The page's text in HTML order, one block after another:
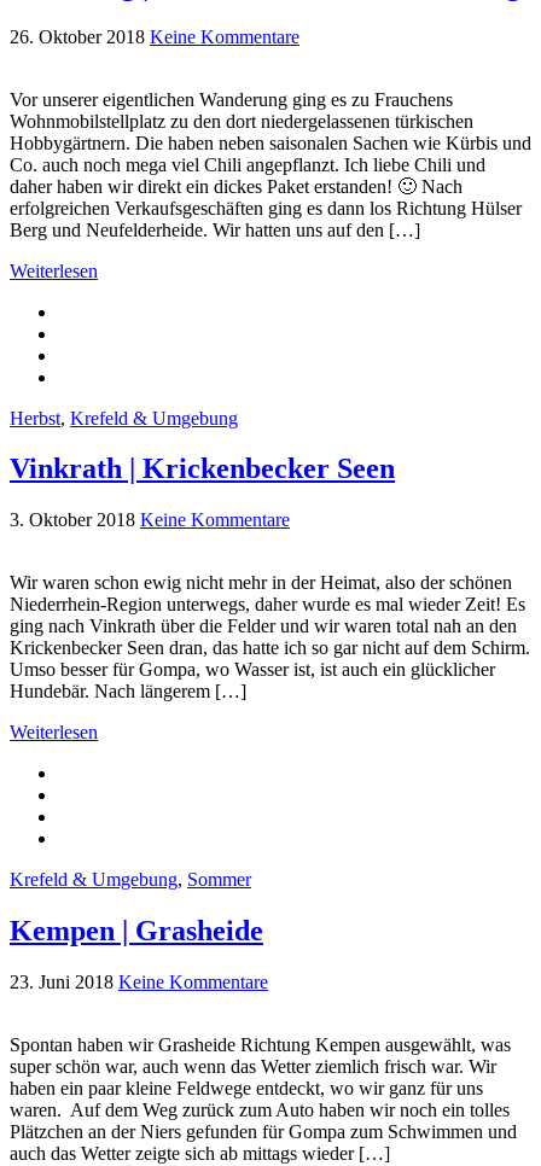
26. Oktober 2018 Keine Kommentare
Vor unserer eigentlichen Wanderung ging es zu Frauchens
Wohnmobilstellplatz zu den dort niedergelassenen türkischen
Hobbygärtnern. Die haben neben saisonalen Sachen wie Kürbis und
Co. auch noch mega viel Chili angepflanzt. Ich liebe Chili und
daher haben wir direkt ein dickes Paket erstanden! 🙂 Nach
erfolgreichen Verkaufsgeschäften ging es dann los Richtung Hülser
Berg und Neufelderheide. Wir hatten uns auf den […]
Weiterlesen
Herbst, Krefeld & Umgebung
Vinkrath | Krickenbecker Seen
3. Oktober 2018 Keine Kommentare
Wir waren schon ewig nicht mehr in der Heimat, also der schönen
Niederrhein-Region unterwegs, daher wurde es mal wieder Zeit! Es
ging nach Vinkrath über die Felder und wir waren total nah an den
Krickenbecker Seen dran, das hatte ich so gar nicht auf dem Schirm.
Umso besser für Gompa, wo Wasser ist, ist auch ein glücklicher
Hundebär. Nach längerem […]
Weiterlesen
Krefeld & Umgebung, Sommer
Kempen | Grasheide
23. Juni 2018 Keine Kommentare
Spontan haben wir Grasheide Richtung Kempen ausgewählt, was
super schön war, auch wenn das Wetter ziemlich frisch war. Wir
haben ein paar kleine Feldwege entdeckt, wo wir ganz für uns
waren. Auf dem Weg zurück zum Auto haben wir noch ein tolles
Plätzchen an der Niers gefunden für Gompa zum Schwimmen und
auch das Wetter zeigte sich ab mittags wieder […]